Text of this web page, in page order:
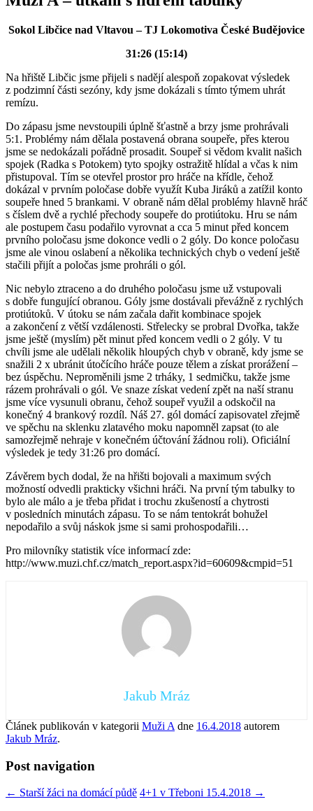
Sokol Libčice nad Vltavou – TJ Lokomotiva České Budějovice
31:26 (15:14)
Na hřiště Libčic jsme přijeli s nadějí alespoň zopakovat výsledek
z podzimní části sezóny, kdy jsme dokázali s tímto týmem uhrát
remízu.
Do zápasu jsme nevstoupili úplně šťastně a brzy jsme prohrávali
5:1. Problémy nám dělala postavená obrana soupeře, přes kterou
jsme se nedokázali pořádně prosadit. Soupeř si vědom kvalit našich
spojek (Radka s Potokem) tyto spojky ostražitě hlídal a včas k nim
přistupoval. Tím se otevřel prostor pro hráče na křídle, čehož
dokázal v prvním poločase dobře využít Kuba Jiráků a zatížil konto
soupeře hned 5 brankami. V obraně nám dělal problémy hlavně hráč
s číslem dvě a rychlé přechody soupeře do protiútoku. Hru se nám
ale postupem času podařilo vyrovnat a cca 5 minut před koncem
prvního poločasu jsme dokonce vedli o 2 góly. Do konce poločasu
jsme ale vinou oslabení a několika technických chyb o vedení ještě
stačili přijít a poločas jsme prohráli o gól.
Nic nebylo ztraceno a do druhého poločasu jsme už vstupovali
s dobře fungující obranou. Góly jsme dostávali převážně z rychlých
protiútoků. V útoku se nám začala dařit kombinace spojek
a zakončení z větší vzdálenosti. Střelecky se probral Dvořka, takže
jsme ještě (myslím) pět minut před koncem vedli o 2 góly. V tu
chvíli jsme ale udělali několik hloupých chyb v obraně, kdy jsme se
snažili 2 x ubránit útočícího hráče pouze tělem a získat prorážení –
bez úspěchu. Neproměnili jsme 2 trháky, 1 sedmičku, takže jsme
rázem prohrávali o gól. Ve snaze získat vedení zpět na naší stranu
jsme více vysunuli obranu, čehož soupeř využil a odskočil na
konečný 4 brankový rozdíl. Náš 27. gól domácí zapisovatel zřejmě
ve spěchu na sklenku zlatavého moku napomněl zapsat (to ale
samozřejmě nehraje v konečném účtování žádnou roli). Oficiální
výsledek je tedy 31:26 pro domácí.
Závěrem bych dodal, že na hřišti bojovali a maximum svých
možností odvedli prakticky všichni hráči. Na první tým tabulky to
bylo ale málo a je třeba přidat i trochu zkušeností a chytrosti
v posledních minutách zápasu. To se nám tentokrát bohužel
nepodařilo a svůj náskok jsme si sami prohospodařili…
Pro milovníky statistik více informací zde:
http://www.muzi.chf.cz/match_report.aspx?id=60609&cmpid=51
Jakub Mráz
Článek publikován v kategorii Muži A dne 16.4.2018 autorem
Jakub Mráz.
Post navigation
← Starší žáci na domácí půdě 4+1 v Třeboni 15.4.2018 →